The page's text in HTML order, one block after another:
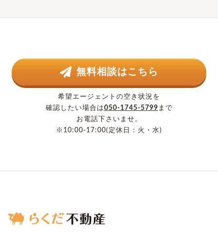
無料相談はこちら
希望エージェントの空き状況を
確認したい場合は050-1745-5799 まで
お電話下さいませ。
※10:00-17:00(定休日：火・水)